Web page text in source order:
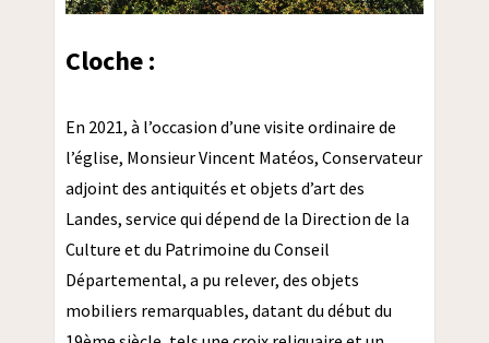
Cloche :
En 2021, à l’occasion d’une visite ordinaire de
l’église, Monsieur Vincent Matéos, Conservateur
adjoint des antiquités et objets d’art des
Landes, service qui dépend de la Direction de la
Culture et du Patrimoine du Conseil
Départemental, a pu relever, des objets
mobiliers remarquables, datant du début du